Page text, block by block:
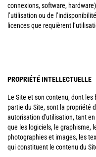
connexions, software,
l’utilisation ou de
licences que requièrent
PROPRIÉTÉ INTELLECTUELLE
Le Site et son contenu, dont
partie du Site, sont la propriété
autorisation d'utilisation, tant
que les logiciels, le graphisme,
photographies et images, les
qui constituent le contenu du